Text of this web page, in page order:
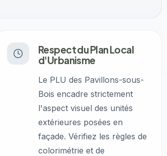
Respect du Plan Local
d'Urbanisme
Le PLU des Pavillons-sous-
Bois encadre strictement
l'aspect visuel des unités
extérieures posées en
façade. Vérifiez les règles de
colorimétrie et de